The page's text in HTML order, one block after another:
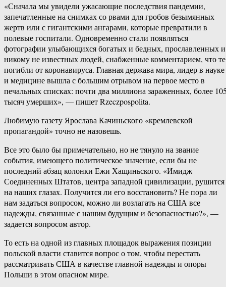
«Сначала мы увидели ужасающие последствия пандемии,
запечатленные на снимках со рвами для гробов безымянных
жертв или с гигантскими ангарами, которые превратили в
полевые госпитали. Одновременно стали появляться
фотографии улыбающихся богатых и бедных, прославленных и
никому не известных людей, снабженные комментарием, что те
погибли от коронавируса. Главная держава мира, лидер в науке
и медицине вышла с большим отрывом на первое место в
печальных списках: почти два миллиона зараженных, более
тысяч умерших», — пишет Rzeczpospolita.
Любимую газету Ярослава Качиньского «кремлевской
пропагандой» точно не назовешь.
Все это было бы примечательно, но не тянуло на звание
события, имеющего политическое значение, если бы не
последний абзац колонки Ежи Хащиньского. «Имидж
Соединенных Штатов, центра западной цивилизации, рушится
на наших глазах. Получится ли его восстановить? Не пора ли
нам задаться вопросом, можно ли возлагать на США все
надежды, связанные с нашим будущим и безопасностью?», —
задается вопросом автор.
То есть на одной из главных площадок выражения позиции
польской власти ставится вопрос о том, чтобы перестать
рассматривать США в качестве главной надежды и опоры
Польши в этом опасном мире.